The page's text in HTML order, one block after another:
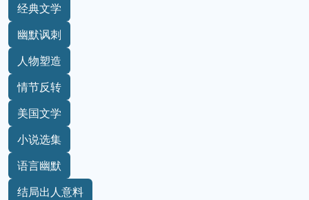
经典文学
幽默讽刺
人物塑造
情节反转
美国文学
小说选集
语言幽默
结局出人意料